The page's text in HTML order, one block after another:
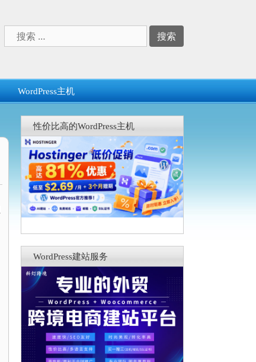
索：
WordPress主机
性价比高的WordPress主机
WordPress建站服务